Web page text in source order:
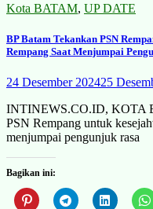
Kota BATAM, UP DATE
BP Batam Tekankan PSN
Rempang Saat Menjumpai
24 Desember 202425
INTINEWS.CO.ID, KOTA
PSN Rempang untuk
menjumpai pengunjuk rasa
Bagikan ini: